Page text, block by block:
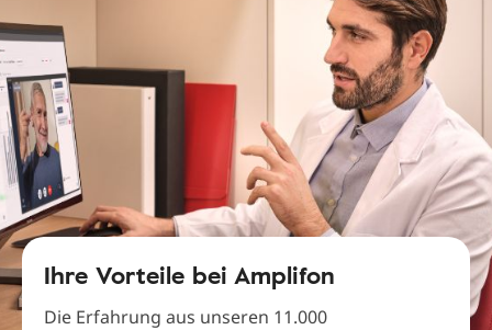
Ihre Vorteile bei Amplifon
Die Erfahrung aus unseren 11.000